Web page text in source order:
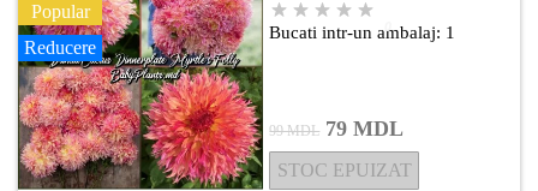
Popular
Reducere
0
Bucati intr-un ambalaj: 1
99 MDL 79 MDL
STOC EPUIZAT